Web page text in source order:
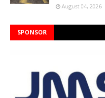
August 04, 2026
SPONSOR